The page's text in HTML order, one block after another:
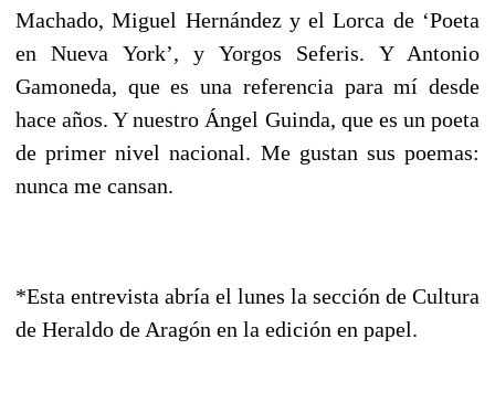
Machado, Miguel Hernández y el Lorca de ‘Poeta
en Nueva York’, y Yorgos Seferis. Y Antonio
Gamoneda, que es una referencia para mí desde
hace años. Y nuestro Ángel Guinda, que es un poeta
de primer nivel nacional. Me gustan sus poemas:
nunca me cansan.
*Esta entrevista abría el lunes la sección de Cultura
de Heraldo de Aragón en la edición en papel.